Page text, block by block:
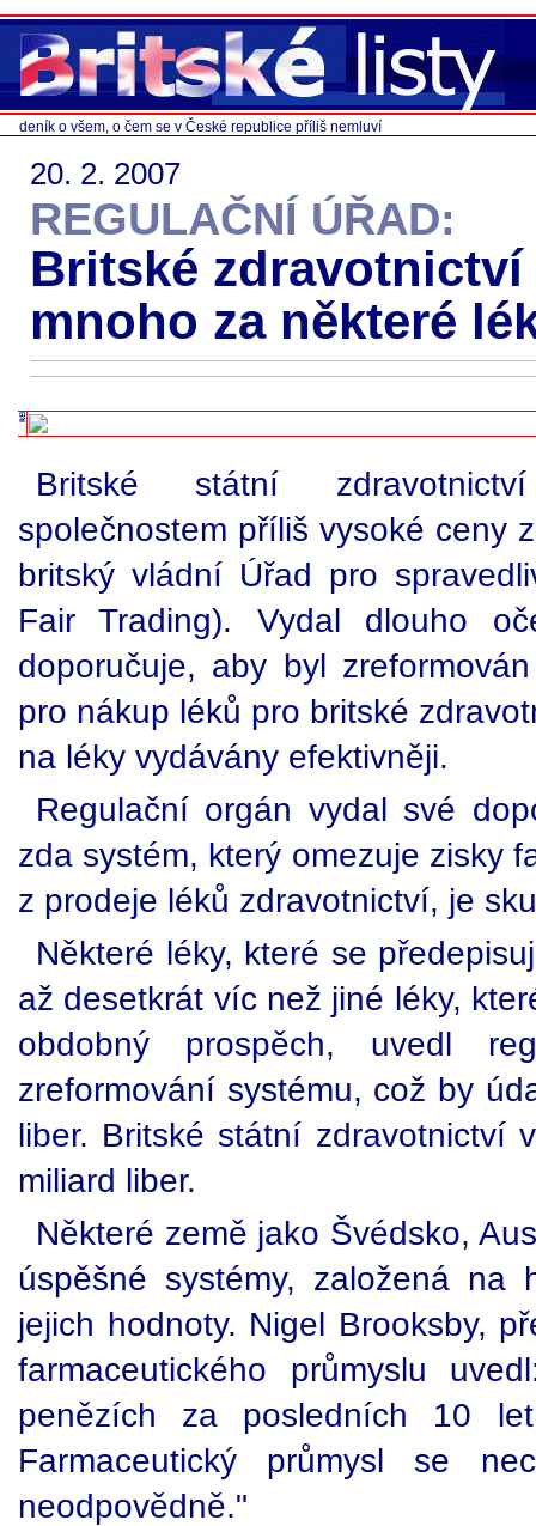
deník o všem, o čem se v České republice příliš nemluví
20. 2. 2007
REGULAČNÍ ÚŘAD:
Britské
mnoho za některé
Britské státní
společnostem příliš vysoké ceny
britský vládní Úřad pro
Fair Trading). Vydal dlouho
doporučuje, aby byl
pro nákup léků pro britské
na léky vydávány efektivněji.
Regulační orgán vydal své
zda systém, který omezuje zisky
z prodeje léků zdravotnictví, je
Některé léky, které se
až desetkrát víc než jiné léky,
obdobný prospěch, uvedl
zreformování systému, což by
liber. Britské státní zdravotnictví
miliard liber.
Některé země jako Švédsko,
úspěšné systémy, založená na
jejich hodnoty. Nigel Brooksby,
farmaceutického průmyslu
penězích za posledních 10
Farmaceutický průmysl se
neodpovědně."